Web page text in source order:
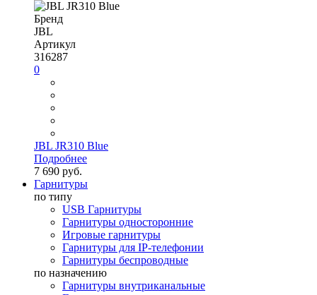
Бренд
JBL
Артикул
316287
0
JBL JR310 Blue
Подробнее
7 690 руб.
Гарнитуры
по типу
USB Гарнитуры
Гарнитуры односторонние
Игровые гарнитуры
Гарнитуры для IP-телефонии
Гарнитуры беспроводные
по назначению
Гарнитуры внутриканальные